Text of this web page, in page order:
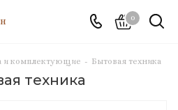
0
и комплектующие - Бытовая техника
техника